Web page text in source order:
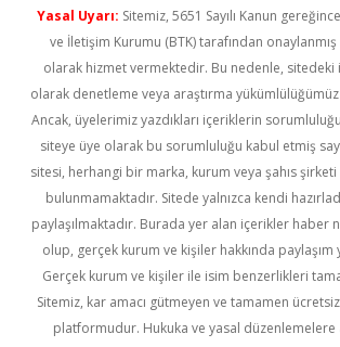
Yasal Uyarı: Sitemiz, 5651 Sayılı Kanun
ve İletişim Kurumu (BTK) tarafından onaylanmış
olarak hizmet vermektedir. Bu nedenle,
olarak denetleme veya araştırma
Ancak, üyelerimiz yazdıkları içeriklerin
siteye üye olarak bu sorumluluğu kabul etmiş
sitesi, herhangi bir marka, kurum veya şahıs şirketi
bulunmamaktadır. Sitede yalnızca kendi
paylaşılmaktadır. Burada yer alan içerikler haber
olup, gerçek kurum ve kişiler hakkında paylaşım
Gerçek kurum ve kişiler ile isim benzerlikleri
Sitemiz, kar amacı gütmeyen ve tamamen
platformudur. Hukuka ve yasal düzenlemelere